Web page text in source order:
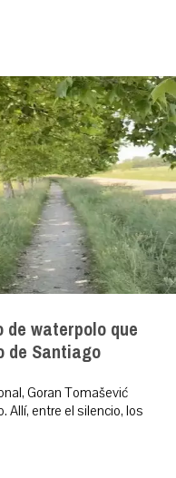
waterpolo que
de Santiago
Goran Tomašević
Allí, entre el silencio, los